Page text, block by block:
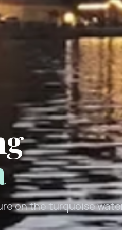
on the turquoise